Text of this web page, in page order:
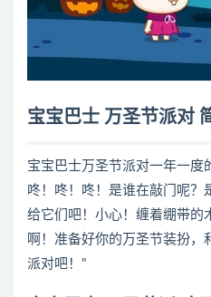
宝宝巴士 万圣节派对
宝宝巴士万圣节派对一年一度
咚！咚！咚！是谁在敲门呢？
给它们吧！小心！缠着绷带的
啊！准备好你的万圣节装扮，
派对吧！"